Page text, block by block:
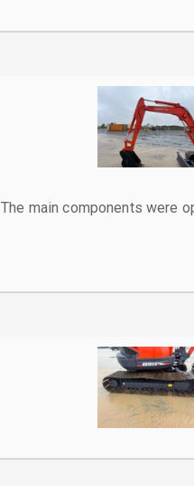
The main components were